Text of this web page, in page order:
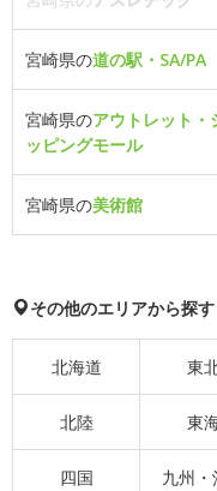
宮崎県の道の駅・SA/PA
宮崎県のアウトレット・
ッピングモール
宮崎県の美術館
その他のエリアから探す
北海道 東
北陸 東
四国 九州・